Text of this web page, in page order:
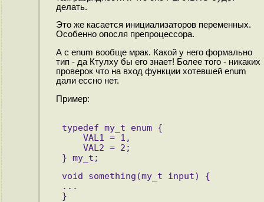
делать.
Это же касается инициализаторов переменных.
Особенно опосля препроцессора.
А с enum вообще мрак. Какой у него формально
тип - да Ктулху бы его знает! Более того - никаких
проверок что на вход функции хотевшей enum
дали ессно нет.
Пример:
typedef my_t enum {
VAL1 = 1,
VAL2 = 2;
} my_t;
void something(my_t input) {
...
}